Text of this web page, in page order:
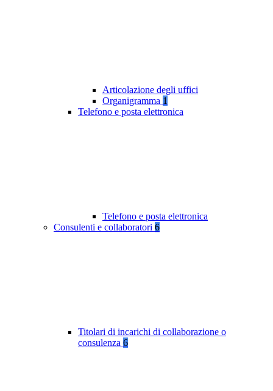
Articolazione degli uffici
Organigramma 1
Telefono e posta elettronica
Telefono e posta elettronica
Consulenti e collaboratori 6
Titolari di incarichi di collaborazione o
consulenza 6